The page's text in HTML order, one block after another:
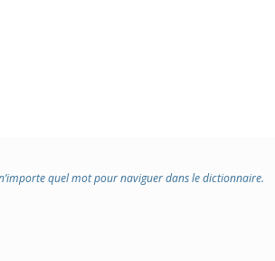
quel mot pour naviguer dans le dictionnaire.